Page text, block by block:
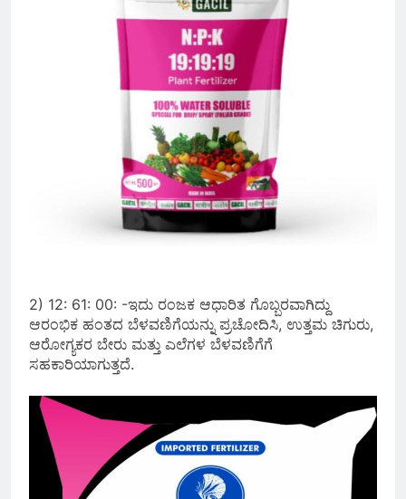
2) 12: 61: 00: -ಇದು ರಂಜಕ ಆಧಾರಿತ ಗೊಬ್ಬರವಾಗಿದ್ದು
ಆರಂಭಿಕ ಹಂತದ ಬೆಳವಣಿಗೆಯನ್ನು ಪ್ರಚೋದಿಸಿ, ಉತ್ತಮ ಚಿಗುರು,
ಆರೋಗ್ಯಕರ ಬೇರು ಮತ್ತು ಎಲೆಗಳ ಬೆಳವಣಿಗೆಗೆ
ಸಹಕಾರಿಯಾಗುತ್ತದೆ.